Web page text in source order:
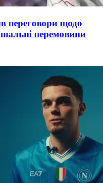
переговори щодо
перемовини